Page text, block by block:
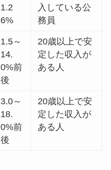
1.2
6%
入している公
務員
1.5～
14.
0%前
後
20歳以上で安
定した収入が
ある人
3.0～
18.
0%前
後
20歳以上で安
定した収入が
ある人